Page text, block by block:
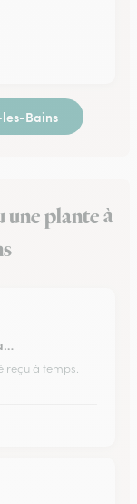
Bains
plante à
reçu à temps.